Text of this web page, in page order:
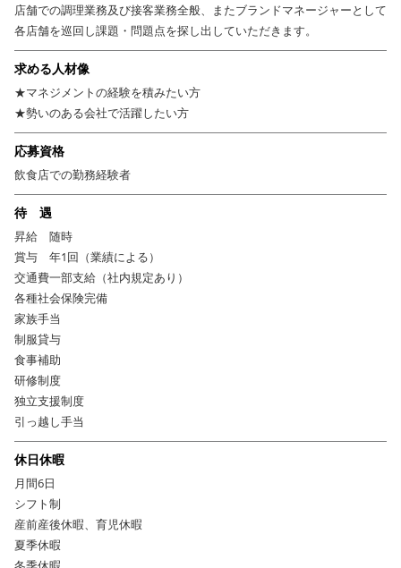
資金面当に不安を感じている方も社内独立制度がありますので、
低リスクで自分のお店を持つことも夢ではありません。
いきなりマネージャー職は難しいという方は、
まずは店舗スタッフとして経験を積み
キャリアアップしていくことも可能です。
今後も続々出店予定がある今勢いのある同社。
今いる環境よりももっと成長したいと考えている方、
まずは気軽にご連絡下さい。
店舗での調理業務及び接客業務全般、またブランドマネージャーとして
各店舗を巡回し課題・問題点を探し出していただきます。
求める人材像
★マネジメントの経験を積みたい方
★勢いのある会社で活躍したい方
応募資格
飲食店での勤務経験者
待 遇
昇給 随時
賞与 年1回（業績による）
交通費一部支給（社内規定あり）
各種社会保険完備
家族手当
制服貸与
食事補助
研修制度
独立支援制度
引っ越し手当
休日休暇
月間6日
シフト制
産前産後休暇、育児休暇
夏季休暇